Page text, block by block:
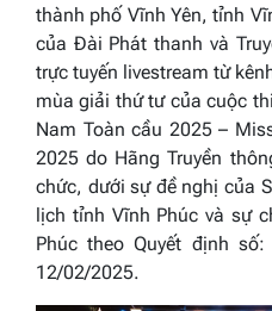
thành phố Vĩnh Yên, tỉnh
của Đài Phát thanh và
trực tuyến livestream từ
mùa giải thứ tư của cuộc thi
Nam Toàn cầu 2025 –
2025do Hãng Truyền
chức, dưới sự đề nghị của
lịch tỉnh Vĩnh Phúc và sự
Phúc theo Quyết định số:
12/02/2025.